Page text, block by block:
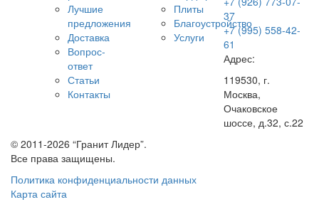
Лучшие
предложения
Доставка
Вопрос-
ответ
Статьи
Контакты
Плиты
Благоустройство
Услуги
37
+7 (995) 558-42-
61
Адрес:
119530, г.
Москва,
Очаковское
шоссе, д.32, с.22
© 2011-2026 “Гранит Лидер”.
Все права защищены.
Политика конфиденциальности данных
Карта сайта